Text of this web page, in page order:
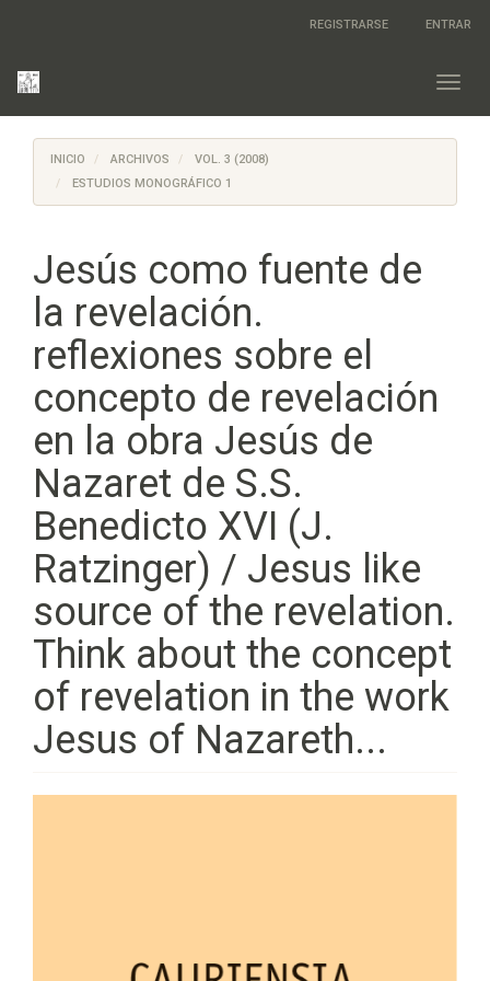
contenido
la
página
Navegación
principal
Contenido
lateral
REGISTRARSE ENTRAR
INICIO ARCHIVOS
VOL. 3 (2008)
ESTUDIOS MONOGRÁFICO 1
Jesús como fuente de
la revelación.
reflexiones sobre el
concepto de revelación
en la obra Jesús de
Nazaret de S.S.
Benedicto XVI (J.
Ratzinger) / Jesus like
source of the revelation.
Think about the concept
of revelation in the work
Jesus of Nazareth...